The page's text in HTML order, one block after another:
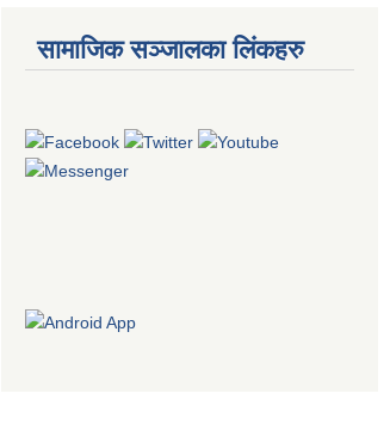
सामाजिक सञ्जालका लिंकहरु